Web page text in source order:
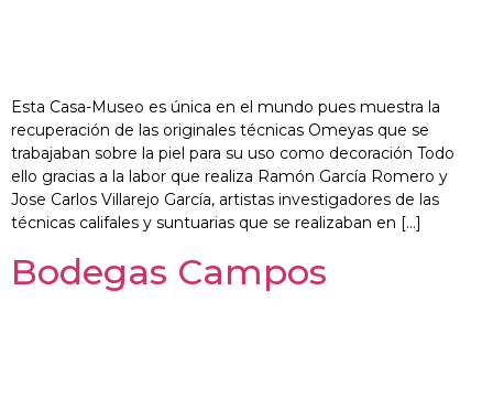
Esta Casa-Museo es única en el mundo pues muestra la
recuperación de las originales técnicas Omeyas que se
trabajaban sobre la piel para su uso como decoración Todo
ello gracias a la labor que realiza Ramón García Romero y
Jose Carlos Villarejo García, artistas investigadores de las
técnicas califales y suntuarias que se realizaban en […]
Bodegas Campos